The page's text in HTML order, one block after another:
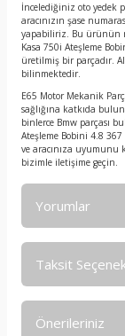
İncelediğiniz oto yedek
aracınızın şase
yapabiliriz. Bu ürünün
Kasa 750i Ateşleme
üretilmiş bir parçadır.
bilinmektedir.
E65 Motor Mekanik
sağlığına katkıda
binlerce Bmw parçası
Ateşleme Bobini 4.8
ve aracınıza uyumunu
bizimle iletişime geçin.
Yorumlar
Taksit
Önerileriniz